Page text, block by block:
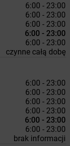
6:00 - 23:00
6:00 - 23:00
6:00 - 23:00
6:00 - 23:00
6:00 - 23:00
czynne całą dobę
6:00 - 23:00
6:00 - 23:00
6:00 - 23:00
6:00 - 23:00
6:00 - 23:00
6:00 - 23:00
brak informacji